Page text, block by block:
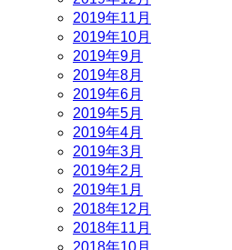
2019年11月
2019年10月
2019年9月
2019年8月
2019年6月
2019年5月
2019年4月
2019年3月
2019年2月
2019年1月
2018年12月
2018年11月
2018年10月